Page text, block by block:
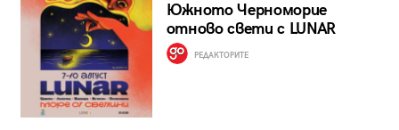
Южното Черноморие
отново свети с LUNAR
РЕДАКТОРИТЕ